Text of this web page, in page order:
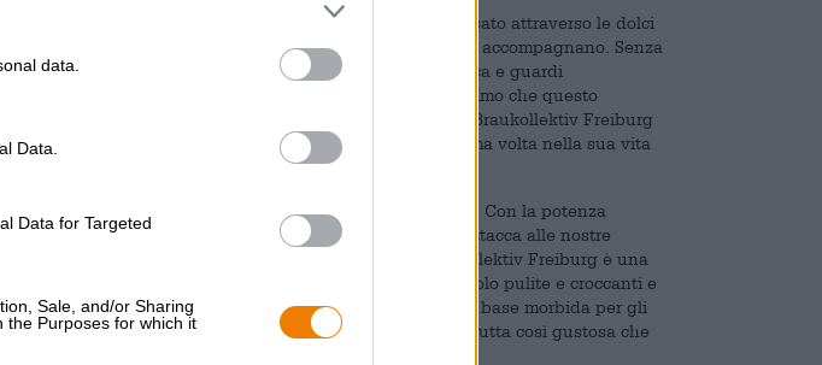
data.
Data.
Data for Targeted
Sale, and/or Sharing
the Purposes for which it
con boccaglio, maschera subacquea e pinne, remi rilassato attraverso le dolci
che brilla di colori vivaci. Banchi di pesci colorati ti accompagnano. Senza
dietro una formazione corallina particolarmente magnifica e guardi
un polipo, sconvolto. Se non lo sapessimo meglio, diremmo che questo
Alfons. Il personaggio del titolo della New England IPA di Braukollektiv Freiburg
occhi spalancati - come se avesse appena visto per la prima volta nella sua vita
in costume da bagno colorato e con il viso da boccaglio.
lo shock del primo contatto, Alfons si rivela un amico leale. Con la potenza
ventose e la potenza fruttata di tre tipi di luppolo, si attacca alle nostre
nella nostra memoria. La New England IPA di Braukollektiv Freiburg è una
e friabile del suo genere e si presenta con note di luppolo pulite e croccanti e
rinfrescante. Tre diversi tipi di malto formano una base morbida per gli
idealmente l'amarezza. Alfons è una bomba alla frutta così gustosa che